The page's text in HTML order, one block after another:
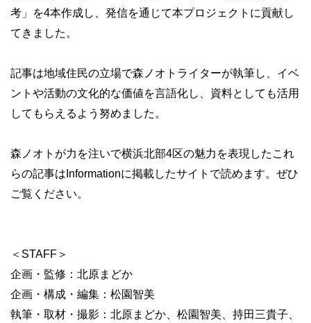
考」を4本作成し、発信を通じて本プロジェクトに貢献し
てきました。
記事は地域住民の立場で森ノオトライターが執筆し、イベ
ントや活動の文化的な価値を言語化し、資料としても活用
してもらえるよう努めました。
森ノオトが力を注いで横浜北部4区の魅力を表現したこれ
らの記事はInformationに掲載したサイトで読めます。ぜひ
ご覧ください。
＜STAFF＞
企画・監修：北原まどか
企画・構成・編集：松園智美
執筆・取材・撮影：北原まどか、松園智美、持田三貴子、